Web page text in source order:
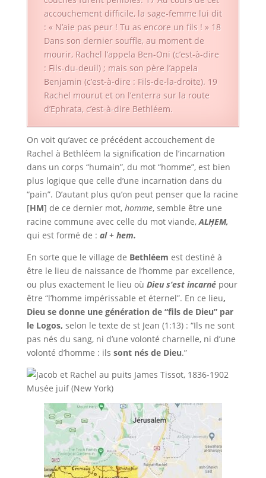
accouchement difficile, la sage-femme lui dit
: « N’aie pas peur ! Tu as encore un fils ! » 18
Dans son dernier souffle, au moment de
mourir, Rachel l’appela Ben-Oni (c’est-à-dire
: Fils-du-deuil) ; mais son père l’appela
Benjamin (c’est-à-dire : Fils-de-la-droite). 19
Rachel mourut et on l’enterra sur la route
d’Ephrata, c’est-à-dire Bethléem.
On voit qu’avec ce précédent accouchement de
Rachel à Bethléem la signification de l’incarnation
dans un corps “humain”, du mot “homme”, est bien
plus logique que celle d’une incarnation dans du
“pain”. D’autant plus qu’on peut penser que la racine
[HM] de ce dernier mot, homme, semble être une
racine commune avec celle du mot viande,ALḤEM,
qui est formé de : al + hem.
En sorte que le village de Bethléem est destiné à
être le lieu de naissance de l’homme par excellence,
ou plus exactement le lieu où Dieu s’est incarnépour
être “l’homme impérissable et éternel”. En ce lieu,
Dieu se donne une génération de “fils de Dieu” par
le Logos, selon le texte de st Jean (1:13) : “Ils ne sont
pas nés du sang, ni d’une volonté charnelle, ni d’une
volonté d’homme : ils sont nés de Dieu.”